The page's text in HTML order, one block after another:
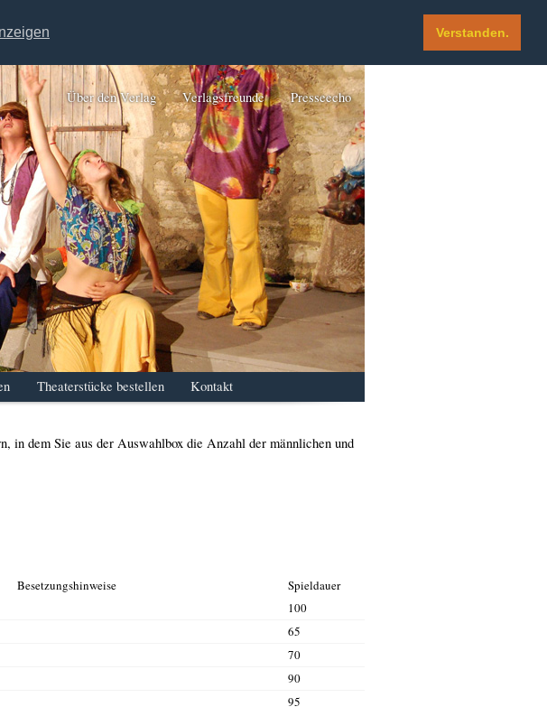
Verstanden.
Über den Verlag Verlagsfreunde Presseecho
Theaterstücke bestellen Kontakt
in dem Sie aus der Auswahlbox die Anzahl der männlichen und
Besetzungshinweise
Spieldauer
100
65
70
90
95